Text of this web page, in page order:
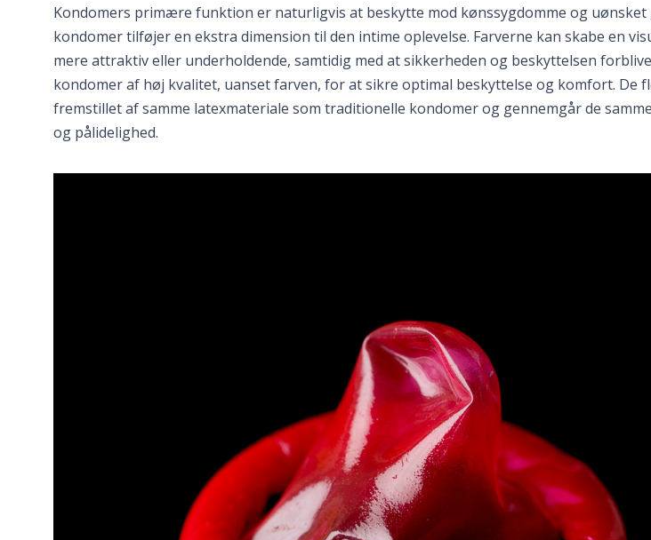
Kondomers primære funktion er naturligvis at beskytte mod kønssygdomme og uønsket
kondomer tilføjer en ekstra dimension til den intime oplevelse. Farverne kan skabe en
mere attraktiv eller underholdende, samtidig med at sikkerheden og beskyttelsen
kondomer af høj kvalitet, uanset farven, for at sikre optimal beskyttelse og komfort. De
fremstillet af samme latexmateriale som traditionelle kondomer og gennemgår de
og pålidelighed.